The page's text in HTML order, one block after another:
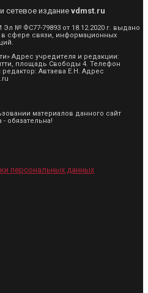
сетевое издание vdmst.ru
№ ФС77-79893 от 18.12.2020 г. выдано
сфере связи, информационных
Адрес учредителя и редакции:
площадь Свободы 4. Телефон
редактор: Автаева Е.Н. Адрес
материалов данного сайт
- обязательна!
персональных данных